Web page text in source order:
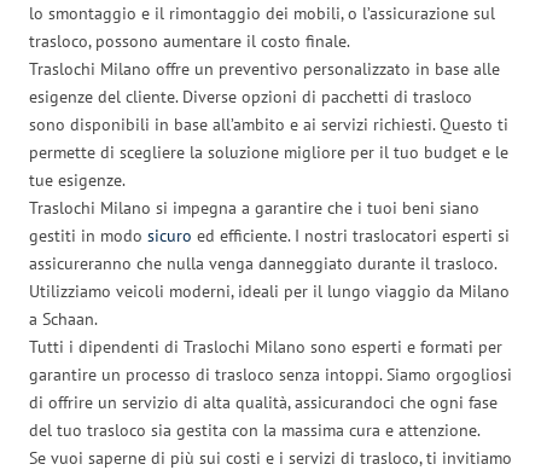
lo smontaggio e il rimontaggio dei mobili, o l’assicurazione sul
trasloco, possono aumentare il costo finale.
Traslochi Milano offre un preventivo personalizzato in base alle
esigenze del cliente. Diverse opzioni di pacchetti di trasloco
sono disponibili in base all’ambito e ai servizi richiesti. Questo ti
permette di scegliere la soluzione migliore per il tuo budget e le
tue esigenze.
Traslochi Milano si impegna a garantire che i tuoi beni siano
gestiti in modo sicuro ed efficiente. I nostri traslocatori esperti si
assicureranno che nulla venga danneggiato durante il trasloco.
Utilizziamo veicoli moderni, ideali per il lungo viaggio da Milano
a Schaan.
Tutti i dipendenti di Traslochi Milano sono esperti e formati per
garantire un processo di trasloco senza intoppi. Siamo orgogliosi
di offrire un servizio di alta qualità, assicurandoci che ogni fase
del tuo trasloco sia gestita con la massima cura e attenzione.
Se vuoi saperne di più sui costi e i servizi di trasloco, ti invitiamo